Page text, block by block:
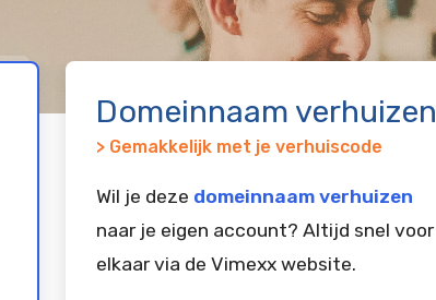
Domeinnaam verhuizen
> Gemakkelijk met je verhuiscode
Wil je deze domeinnaam verhuizen
naar je eigen account? Altijd snel voor
elkaar via de Vimexx website.